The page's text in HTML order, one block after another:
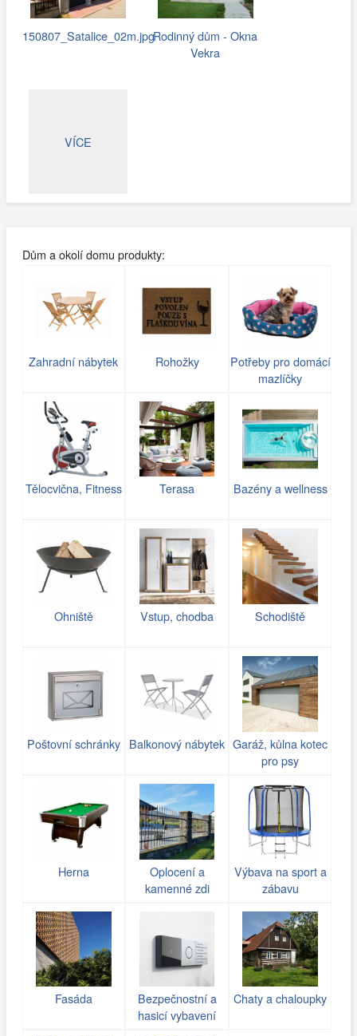
150807_Satalice_02m.jpgRodinný dům - Okna
Vekra
VÍCE
Dům a okolí domu produkty:
Zahradní nábytek Rohožky
Potřeby pro domácí
mazlíčky
Tělocvična, Fitness Terasa Bazény a wellness
Ohniště Vstup, chodba Schodiště
Poštovní schránky Balkonový nábytek Garáž, kůlna kotec
pro psy
Herna
Oplocení a
kamenné zdi
Výbava na sport a
zábavu
Fasáda
Bezpečnostní a
hasicí vybavení
Chaty a chaloupky